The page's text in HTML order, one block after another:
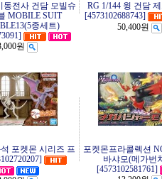
동전사 건담 모빌슈
MOBILE SUIT
종세트)
원
RG 1/144 윙 건담
[4573102688743]
50,400원
포켓몬 시리즈 프
포켓몬프라콜렉션
바샤모(메가번
[4573102581761]